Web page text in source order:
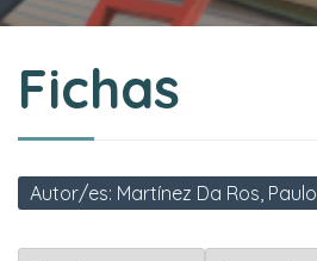
Fichas
Autor/es: Martínez Da Ros, Paulo